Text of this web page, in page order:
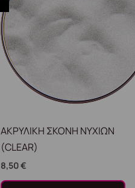
ΑΚΡΥΛΙΚΗ ΣΚΟΝΗ ΝΥΧΙΩΝ
(CLEAR)
8,50€